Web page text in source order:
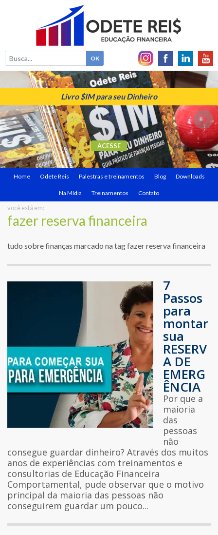
Livro $IM para seu Dinheiro
ACESSE
Home Odete Reis Palestras e treinamentos Blog Downloads
Na Mídia Treinamentos Contato
você está em:
fazer reserva financeira
tudo sobre finanças marcado na tag fazer reserva financeira
7
Passos
para
montar
sua
RESERV
A DE
EMERG
ÊNCIA
Por que a
maioria
das
pessoas
não
consegue guardar dinheiro? Através dos muitos
anos de experiências com treinamentos e
consultorias de Educação Financeira
Comportamental, pude observar que o motivo
principal da maioria das pessoas não
conseguirem guardar um pouco...